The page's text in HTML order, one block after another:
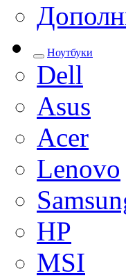
Ноутбуки
Dell
Asus
Acer
Lenovo
HP
MSI